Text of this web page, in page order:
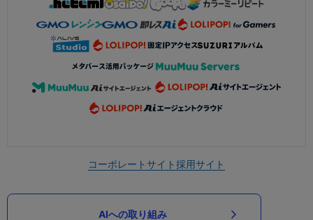
コーポレートサイト採用サイト
AIへの取り組み